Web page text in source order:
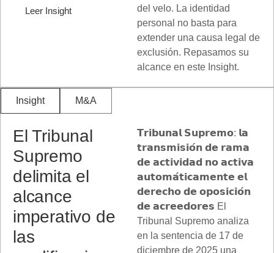
Leer Insight
del velo. La identidad
personal no basta para
extender una causa legal de
exclusión. Repasamos su
alcance en este Insight.
Insight M&A
El Tribunal
Supremo
delimita el
alcance
imperativo de
las
𝗧𝗿𝗶𝗯𝘂𝗻𝗮𝗹 𝗦𝘂𝗽𝗿𝗲𝗺𝗼: 𝗹𝗮
𝘁𝗿𝗮𝗻𝘀𝗺𝗶𝘀𝗶𝗼́𝗻 𝗱𝗲 𝗿𝗮𝗺𝗮
𝗱𝗲 𝗮𝗰𝘁𝗶𝘃𝗶𝗱𝗮𝗱 𝗻𝗼 𝗮𝗰𝘁𝗶𝘃𝗮
𝗮𝘂𝘁𝗼𝗺𝗮́𝘁𝗶𝗰𝗮𝗺𝗲𝗻𝘁𝗲 𝗲𝗹
𝗱𝗲𝗿𝗲𝗰𝗵𝗼 𝗱𝗲 𝗼𝗽𝗼𝘀𝗶𝗰𝗶𝗼́𝗻
𝗱𝗲 𝗮𝗰𝗿𝗲𝗲𝗱𝗼𝗿𝗲𝘀 El
Tribunal Supremo analiza
en la sentencia de 17 de
diciembre de 2025 una